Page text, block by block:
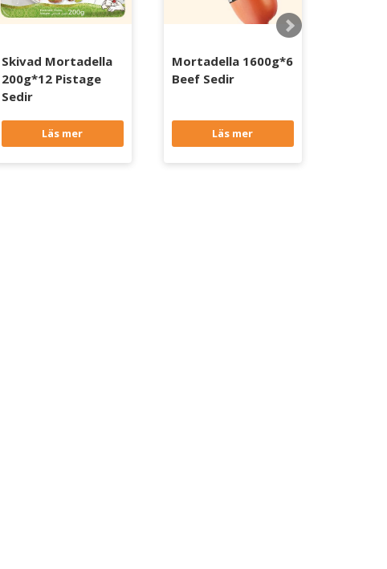
Skivad Mortadella
200g*12 Pistage
Sedir
Läs mer
Mortadella 1600g*6
Beef Sedir
Läs mer